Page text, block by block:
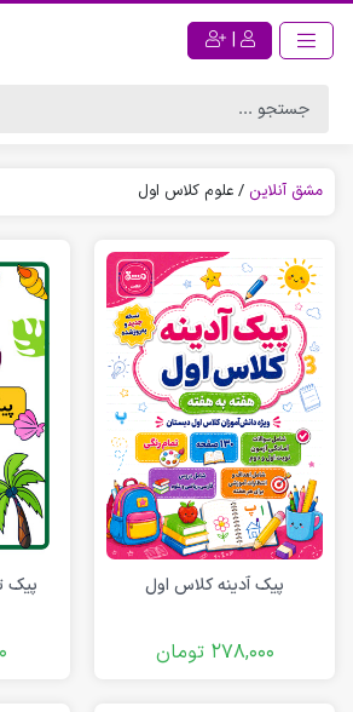
|
مشق آنلاین / علوم کلاس اول
پیک آدینه کلاس اول
278,000 تومان
پیک